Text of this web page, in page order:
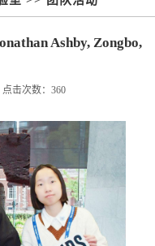
Ashby, Zongbo,
点击次数： 360